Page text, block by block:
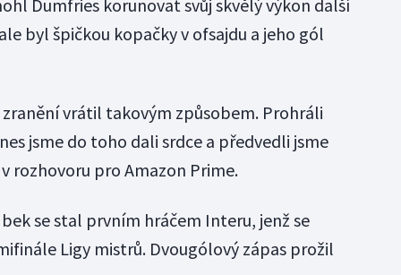
Dumfries korunovat svůj skvělý výkon další
byl špičkou kopačky v ofsajdu a jeho gól
zranění vrátil takovým způsobem. Prohráli
jsme do toho dali srdce a předvedli jsme
rozhovoru pro Amazon Prime.
se stal prvním hráčem Interu, jenž se
Ligy mistrů. Dvougólový zápas prožil